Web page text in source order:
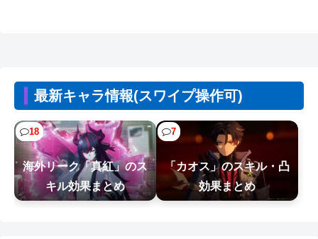
【悲報】週間少年ジャンプのグッズ(43億円分)を注
文し全てキャンセルした女逮捕ｗ...
【悲報】Steamユーザー、ビデメモ16GBが主流に
www
【悲報】イオン、大行列ができる…一体何が起き
てるんだ？ｗｗｗｗ
最新キャラ情報(スワイプ操作可)
18
海外リーク「真紅」のス
キル効果まとめ
7
「カオス」のスキル・凸
効果まとめ